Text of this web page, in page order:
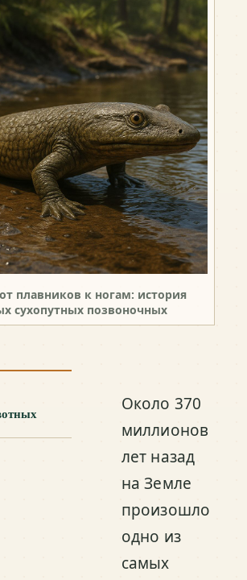
плавников к ногам: история
сухопутных позвоночных
Около 370
миллионов
лет назад
на Земле
произошло
одно из
самых